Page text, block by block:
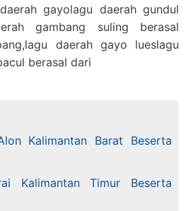
gayolagu daerah gundul
gambang suling berasal
daerah gayo lueslagu
berasal dari
Kalimantan Barat Beserta
Kalimantan Timur Beserta